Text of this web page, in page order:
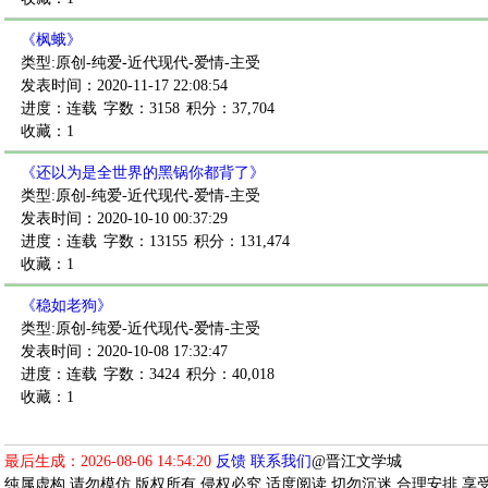
《枫蛾》
类型:原创-纯爱-近代现代-爱情-主受
发表时间：2020-11-17 22:08:54
进度：连载 字数：3158 积分：37,704
收藏：1
《还以为是全世界的黑锅你都背了》
类型:原创-纯爱-近代现代-爱情-主受
发表时间：2020-10-10 00:37:29
进度：连载 字数：13155 积分：131,474
收藏：1
《稳如老狗》
类型:原创-纯爱-近代现代-爱情-主受
发表时间：2020-10-08 17:32:47
进度：连载 字数：3424 积分：40,018
收藏：1
最后生成：2026-08-06 14:54:20 反馈 联系我们@晋江文学城
纯属虚构 请勿模仿 版权所有 侵权必究 适度阅读 切勿沉迷 合理安排 享